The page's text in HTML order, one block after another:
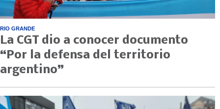
RIO GRANDE
La CGT dio a conocer documento
“Por la defensa del territorio
argentino”